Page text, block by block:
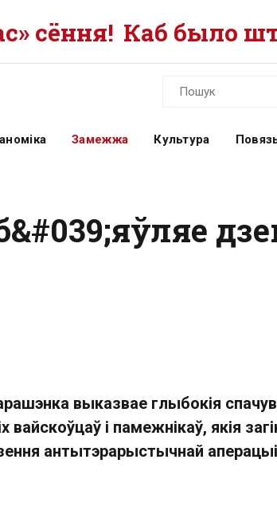
сёння! Каб было
Замежжа Культура
выказвае глыбокія
вайскоўцаў і памежнікаў, якія
антытэрарыстычнай